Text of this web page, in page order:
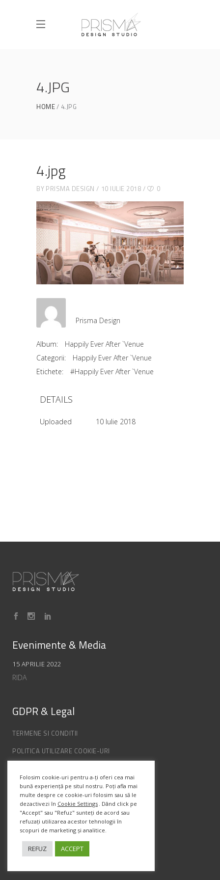
4.JPG
HOME 4.JPG
4.jpg
BY PRISMA DESIGN 10 IULIE 2018 0
Prisma Design
Album:
Happily Ever After `Venue
Categorii:
Happily Ever After `Venue
Etichete:
#Happily Ever After `Venue
DETAILS
Uploaded 10 Iulie 2018
Evenimente & Media
15 APRILIE 2022
RIDA
GDPR & Legal
TERMENE SI CONDITII
POLITICA UTILIZARE COOKIE-URI
ANPC
Info Contact
Str. Semenic, Nr.1, Ap.5, Timisoara.
Telefon:(+4) 0747 066 701
Folosim cookie-uri pentru a-ți oferi cea mai
bună experiență pe situl nostru. Poți afla mai
multe despre ce cookie-uri folosim sau să le
dezactivezi în Cookie Settings . Dând click pe
"Accept" sau "Refuz" sunteți de acord sau
refuzați utilizarea acestor tehnologii în
scopuri de marketing și analitice.
REFUZ ACCEPT